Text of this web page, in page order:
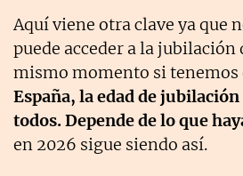
Aquí viene otra clave ya que
puede acceder a la jubilación
mismo momento si tenemos
España, la edad de
todos. Depende de lo que
en 2026 sigue siendo así.